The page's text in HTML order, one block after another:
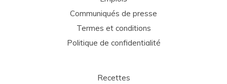
Communiqués de presse
Termes et conditions
Politique de confidentialité
Recettes